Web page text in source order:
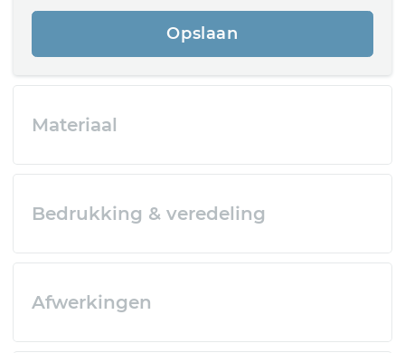
Opslaan
Materiaal
Bedrukking & veredeling
Afwerkingen